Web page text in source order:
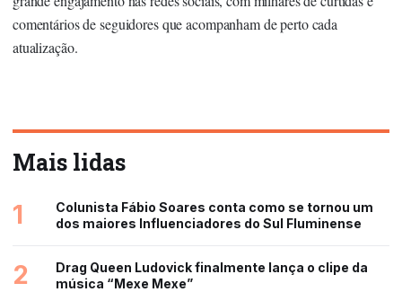
comentários de seguidores que acompanham de perto cada
atualização.
Mais lidas
1
Colunista Fábio Soares conta como se tornou um
dos maiores Influenciadores do Sul Fluminense
2
Drag Queen Ludovick finalmente lança o clipe da
música “Mexe Mexe”